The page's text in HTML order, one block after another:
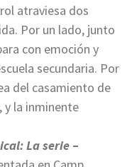
atraviesa dos
Por un lado, junto
con emoción y
secundaria. Por
del casamiento de
y la inminente
La serie –